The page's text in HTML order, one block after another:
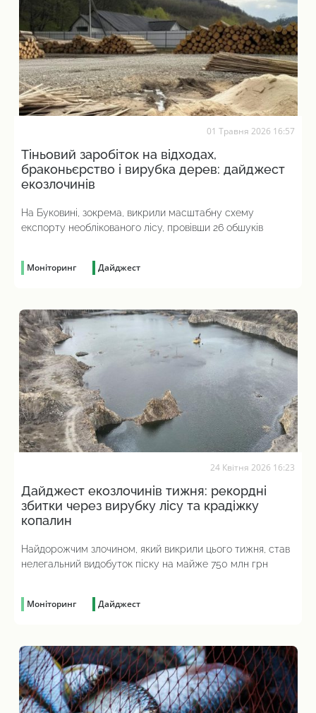
01 Травня 2026 16:57
Тіньовий заробіток на відходах,
браконьєрство і вирубка дерев: дайджест
екозлочинів
На Буковині, зокрема, викрили масштабну схему
експорту необлікованого лісу, провівши 26 обшуків
Моніторинг Дайджест
24 Квітня 2026 16:23
Дайджест екозлочинів тижня: рекордні
збитки через вирубку лісу та крадіжку
копалин
Найдорожчим злочином, який викрили цього тижня, став
нелегальний видобуток піску на майже 750 млн грн
Моніторинг Дайджест